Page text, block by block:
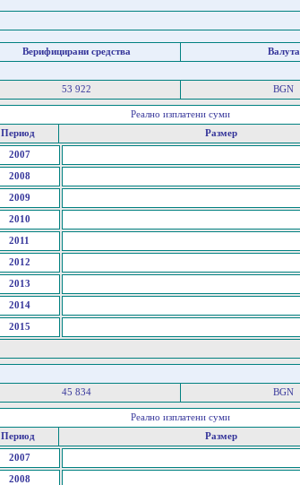
Верифицирани средства Валута
53 922 BGN
Реално изплатени суми
Период
Размер
2007
2008
2009
2010
2011
2012
2013
2014
2015
45 834 BGN
Реално изплатени суми
Период
Размер
2007
2008